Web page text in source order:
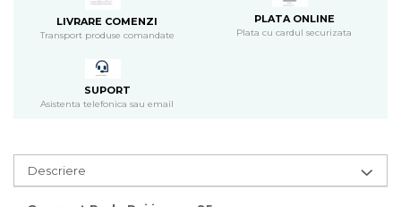
Pasari
Colivii pentru pasari
Hrana pasari
Igiena rozatoare
Hrana Rozatoare
LIVRARE COMENZI
Transport produse comandate
PLATA ONLINE
Plata cu cardul securizata
SUPORT
Asistenta telefonica sau email
Descriere